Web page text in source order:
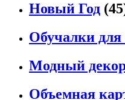
Новый Год
Обучалки
Модный
Объемная